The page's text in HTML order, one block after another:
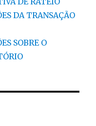
DA TRANSAÇÃO
SOBRE O